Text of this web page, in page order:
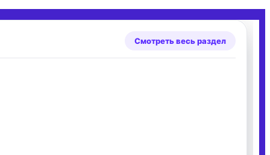
Смотреть весь раздел